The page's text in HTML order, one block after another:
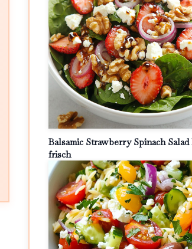
Balsamic Strawberry Spinach
frisch